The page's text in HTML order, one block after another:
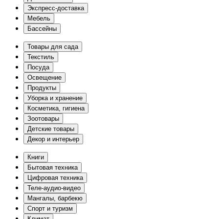
Экспресс-доставка
Мебель
Бассейны
Товары для сада
Текстиль
Посуда
Освещение
Продукты
Уборка и хранение
Косметика, гигиена
Зоотовары
Детские товары
Декор и интерьер
Книги
Бытовая техника
Цифровая техника
Теле-аудио-видео
Мангалы, барбекю
Спорт и туризм